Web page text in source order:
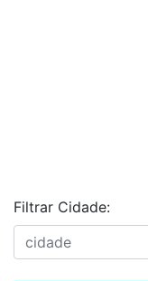
Filtrar Cidade: